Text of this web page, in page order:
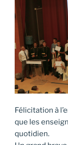
Félicitation à
que les
quotidien.